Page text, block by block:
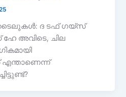
ടൈലുകൾ: ദ ടഫ് ഗയ്സ്
അവിടെ, ചില
എന്താണെന്ന്